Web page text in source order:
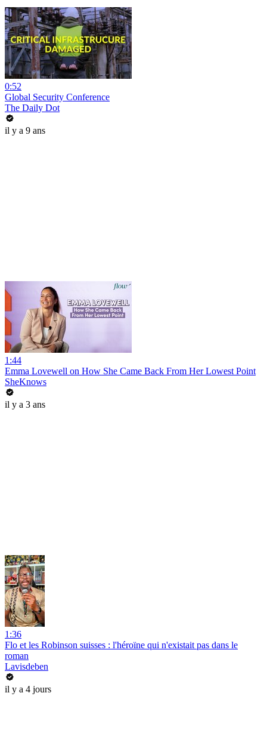
0:52
Global Security Conference
The Daily Dot
il y a 9 ans
1:44
Emma Lovewell on How She Came Back From Her Lowest Point
SheKnows
il y a 3 ans
1:36
Flo et les Robinson suisses : l'héroïne qui n'existait pas dans le
roman
Lavisdeben
il y a 4 jours